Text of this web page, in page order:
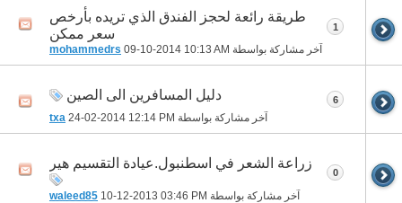
طريقة رائعة لحجز الفندق الذي تريده بأرخص
سعر ممكن
آخر مشاركة بواسطة mohammedrs 09-10-2014 10:13 AM
1
دليل المسافرين الى الصين
آخر مشاركة بواسطة txa 24-02-2014 12:14 PM
6
زراعة الشعر في اسطنبول.عيادة التقسيم هير
آخر مشاركة بواسطة waleed85 10-12-2013 03:46 PM
0